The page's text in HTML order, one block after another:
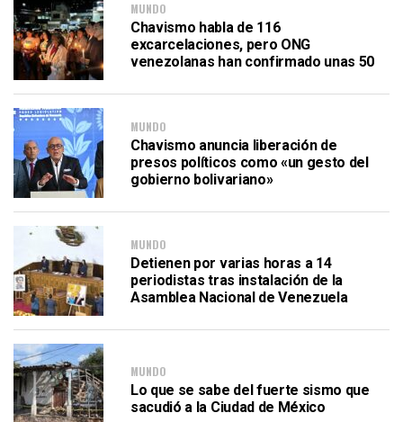
MUNDO
Chavismo habla de 116
excarcelaciones, pero ONG
venezolanas han confirmado unas 50
MUNDO
Chavismo anuncia liberación de
presos políticos como «un gesto del
gobierno bolivariano»
MUNDO
Detienen por varias horas a 14
periodistas tras instalación de la
Asamblea Nacional de Venezuela
MUNDO
Lo que se sabe del fuerte sismo que
sacudió a la Ciudad de México